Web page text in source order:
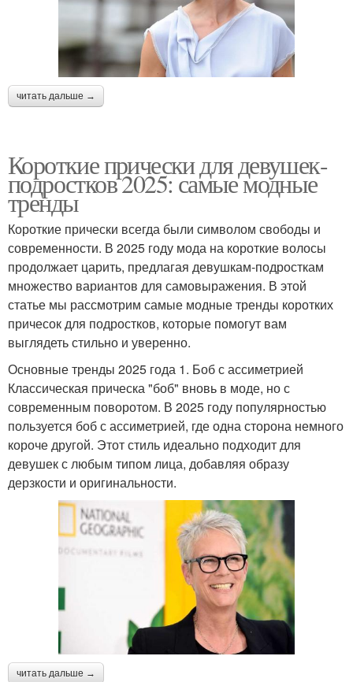
читать дальше →
Короткие прически для девушек-
подростков 2025: самые модные
тренды
Короткие прически всегда были символом свободы и
современности. В 2025 году мода на короткие волосы
продолжает царить, предлагая девушкам-подросткам
множество вариантов для самовыражения. В этой
статье мы рассмотрим самые модные тренды коротких
причесок для подростков, которые помогут вам
выглядеть стильно и уверенно.
Основные тренды 2025 года 1. Боб с ассиметрией
Классическая прическа "боб" вновь в моде, но с
современным поворотом. В 2025 году популярностью
пользуется боб с ассиметрией, где одна сторона немного
короче другой. Этот стиль идеально подходит для
девушек с любым типом лица, добавляя образу
дерзкости и оригинальности.
читать дальше →